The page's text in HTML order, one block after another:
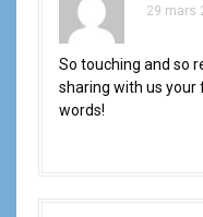
29 mars
So touching and so
sharing with us your
words!